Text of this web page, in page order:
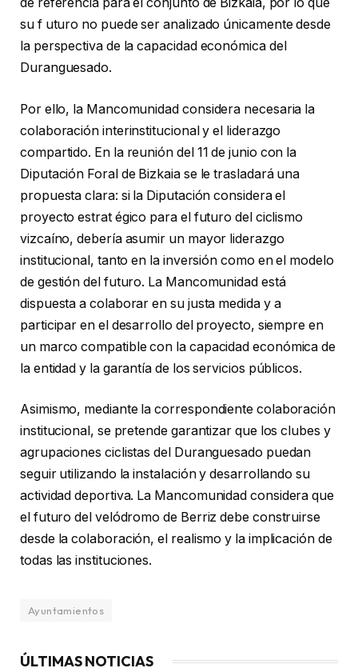
su f uturo no puede ser analizado únicamente desde
la perspectiva de la capacidad económica del
Duranguesado.
Por ello, la Mancomunidad considera necesaria la
colaboración interinstitucional y el liderazgo
compartido. En la reunión del 11 de junio con la
Diputación Foral de Bizkaia se le trasladará una
propuesta clara: si la Diputación considera el
proyecto estrat égico para el futuro del ciclismo
vizcaíno, debería asumir un mayor liderazgo
institucional, tanto en la inversión como en el modelo
de gestión del futuro. La Mancomunidad está
dispuesta a colaborar en su justa medida y a
participar en el desarrollo del proyecto, siempre en
un marco compatible con la capacidad económica de
la entidad y la garantía de los servicios públicos.
Asimismo, mediante la correspondiente colaboración
institucional, se pretende garantizar que los clubes y
agrupaciones ciclistas del Duranguesado puedan
seguir utilizando la instalación y desarrollando su
actividad deportiva. La Mancomunidad considera que
el futuro del velódromo de Berriz debe construirse
desde la colaboración, el realismo y la implicación de
todas las instituciones.
Ayuntamientos
ÚLTIMAS NOTICIAS